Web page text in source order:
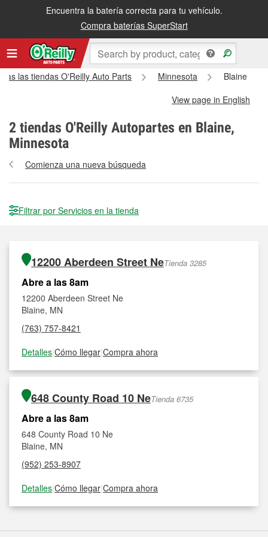
Encuentra la batería correcta para tu vehículo.
Compra baterías SuperStart
las tiendas O'Reilly Auto Parts Minnesota
Blaine
View page in English
2 tiendas O'Reilly Autopartes en Blaine,
Minnesota
Comienza una nueva búsqueda
Filtrar por Servicios en la tienda
12200 Aberdeen Street NeTienda 3285
Abre a las 8am
12200 Aberdeen Street Ne
Blaine, MN
(763) 757-8421
Detalles|Cómo llegar|Compra ahora
648 County Road 10 NeTienda 6735
Abre a las 8am
648 County Road 10 Ne
Blaine, MN
(952) 253-8907
Detalles|Cómo llegar|Compra ahora